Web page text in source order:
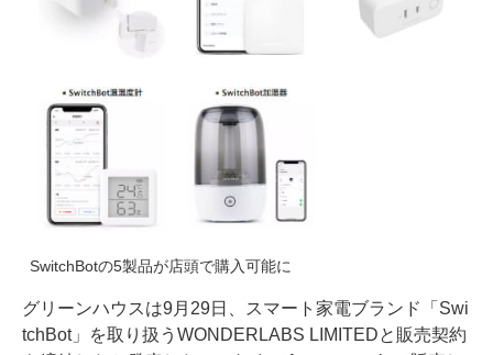
SwitchBotの5製品が店頭で購入可能に
グリーンハウスは9月29日、スマート家電ブランド「Swi
tchBot」を取り扱うWONDERLABS LIMITEDと販売契約